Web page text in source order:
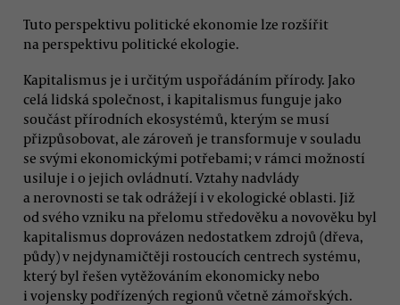
Tuto perspektivu politické ekonomie lze rozšířit
na perspektivu politické ekologie.
Kapitalismus je i určitým uspořádáním přírody. Jako
celá lidská společnost, i kapitalismus funguje jako
součást přírodních ekosystémů, kterým se musí
přizpůsobovat, ale zároveň je transformuje v souladu
se svými ekonomickými potřebami; v rámci možností
usiluje i o jejich ovládnutí. Vztahy nadvlády
a nerovnosti se tak odrážejí i v ekologické oblasti. Již
od svého vzniku na přelomu středověku a novověku byl
kapitalismus doprovázen nedostatkem zdrojů (dřeva,
půdy) v nejdynamičtěji rostoucích centrech systému,
který byl řešen vytěžováním ekonomicky nebo
i vojensky podřízených regionů včetně zámořských.